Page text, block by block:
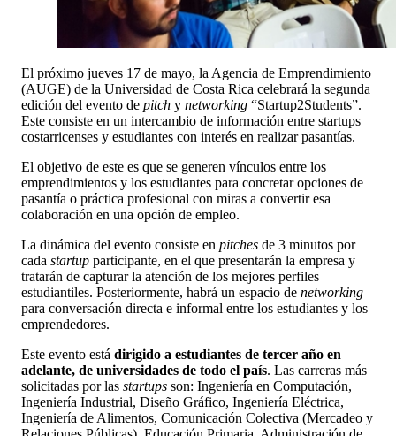
El próximo jueves 17 de mayo, la Agencia de Emprendimiento
(AUGE) de la Universidad de Costa Rica celebrará la segunda
edición del evento de pitch y networking “Startup2Students”.
Este consiste en un intercambio de información entre startups
costarricenses y estudiantes con interés en realizar pasantías.
El objetivo de este es que se generen vínculos entre los
emprendimientos y los estudiantes para concretar opciones de
pasantía o práctica profesional con miras a convertir esa
colaboración en una opción de empleo.
La dinámica del evento consiste en pitches de 3 minutos por
cada startup participante, en el que presentarán la empresa y
tratarán de capturar la atención de los mejores perfiles
estudiantiles. Posteriormente, habrá un espacio de networking
para conversación directa e informal entre los estudiantes y los
emprendedores.
Este evento está dirigido a estudiantes de tercer año en
adelante, de universidades de todo el país. Las carreras más
solicitadas por las startups son: Ingeniería en Computación,
Ingeniería Industrial, Diseño Gráfico, Ingeniería Eléctrica,
Ingeniería de Alimentos, Comunicación Colectiva (Mercadeo y